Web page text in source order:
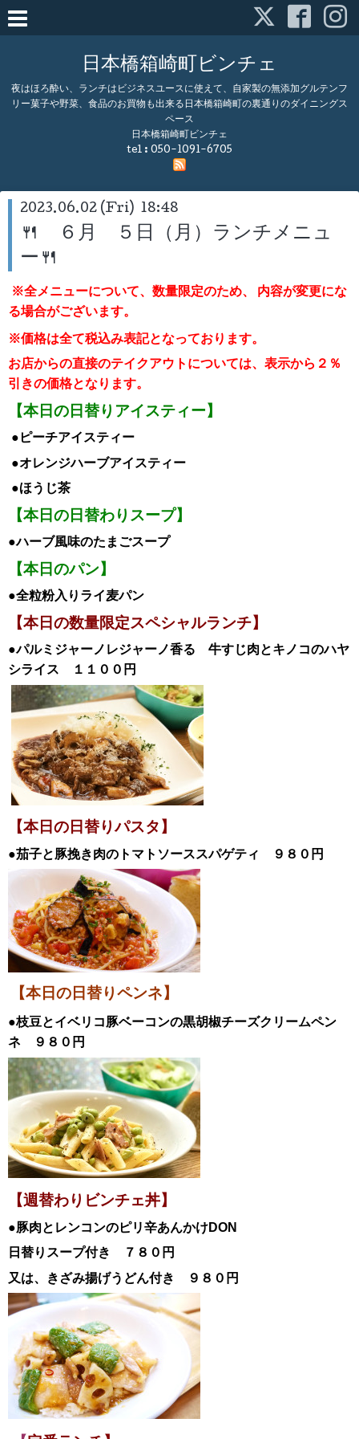
日本橋箱崎町ビンチェ
夜はほろ酔い、ランチはビジネスユースに使えて、自家製の無添加グルテンフ
リー菓子や野菜、食品のお買物も出来る日本橋箱崎町の裏通りのダイニングス
ペース
日本橋箱崎町ビンチェ
tel : 050-1091-6705
2023.06.02 (Fri) 18:48
🍴 ６月 ５日（月）ランチメニュ
ー🍴
※全メニューについて、数量限定のため、
内容が変更にな
る場合がございます。
※価格は全て税込み表記となっております。
お店からの直接のテイクアウトについては、表示から２％
引きの価格となります。
【本日の日替りアイスティー】
●ピーチアイスティー
●オレンジハーブアイスティー
●ほうじ茶
【本日の日替わりスープ】
●ハーブ風味のたまごスープ
【本日のパン】
●全粒粉入りライ麦パン
【本日の数量限定スペシャルランチ】
●パルミジャーノレジャーノ香る 牛すじ肉とキノコのハヤ
シライス １１００円
【本日の日替りパスタ】
●茄子と豚挽き肉のトマトソーススパゲティ ９８０円
【本日の日替りペンネ】
●枝豆とイベリコ豚ベーコンの黒胡椒チーズクリームペン
ネ
９８０円
【週替わりビンチェ丼】
●豚肉とレンコンのピリ辛あんかけDON
日替りスープ付き ７８０円
又は、きざみ揚げうどん付き ９８０円